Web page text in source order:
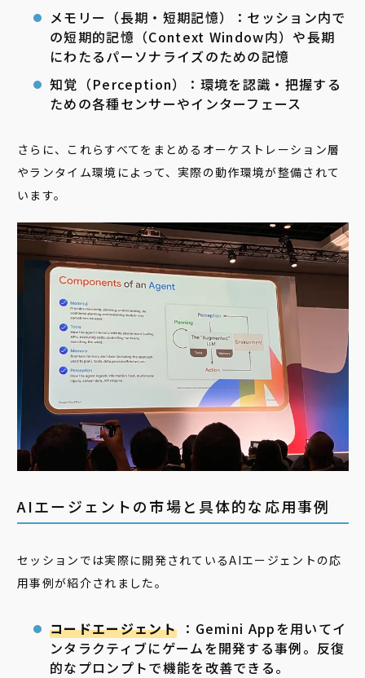
メモリー（長期・短期記憶）：セッション内で
の短期的記憶（Context Window内）や長期
にわたるパーソナライズのための記憶
知覚（Perception）：環境を認識・把握する
ための各種センサーやインターフェース
さらに、これらすべてをまとめるオーケストレーション層
やランタイム環境によって、実際の動作環境が整備されて
います。
AIエージェントの市場と具体的な応用事例
セッションでは実際に開発されているAIエージェントの応
用事例が紹介されました。
コードエージェント ：Gemini Appを用いてイ
ンタラクティブにゲームを開発する事例。反復
的なプロンプトで機能を改善できる。